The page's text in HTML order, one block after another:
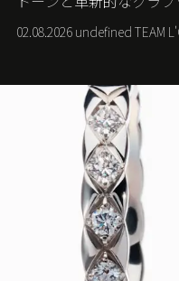
ドを象徴するバタフライ
02.08.2026 undefined TEAM